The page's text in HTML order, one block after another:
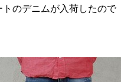
のデニムが入荷したので